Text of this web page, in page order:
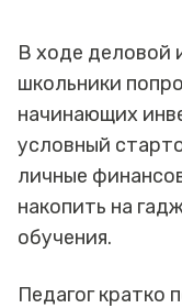
В ходе деловой
школьники
начинающих
условный
личные
накопить на
обучения.
Педагог кратко